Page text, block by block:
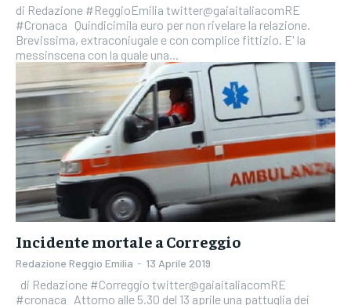
di Redazione #ReggioEmilia twitter@gaiaitaliacomRE
#Cronaca Quindicimila euro per non rivelare la relazione.
Brevissima, extraconiugale e con complice fittizio. E' la
messinscena con la quale una...
Incidente mortale a Correggio
Redazione Reggio Emilia - 13 Aprile 2019
#cronaca Attorno alle 5.30 del 13 aprile una pattuglia dei